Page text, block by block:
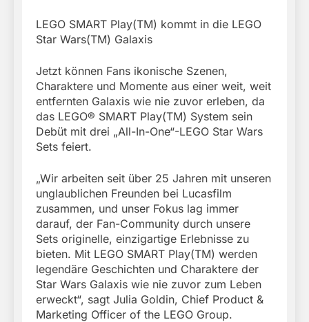
LEGO SMART Play(TM) kommt in die LEGO
Star Wars(TM) Galaxis
Jetzt können Fans ikonische Szenen,
Charaktere und Momente aus einer weit, weit
entfernten Galaxis wie nie zuvor erleben, da
das LEGO® SMART Play(TM) System sein
Debüt mit drei „All-In-One“-LEGO Star Wars
Sets feiert.
„Wir arbeiten seit über 25 Jahren mit unseren
unglaublichen Freunden bei Lucasfilm
zusammen, und unser Fokus lag immer
darauf, der Fan-Community durch unsere
Sets originelle, einzigartige Erlebnisse zu
bieten. Mit LEGO SMART Play(TM) werden
legendäre Geschichten und Charaktere der
Star Wars Galaxis wie nie zuvor zum Leben
erweckt“, sagt Julia Goldin, Chief Product &
Marketing Officer of the LEGO Group.